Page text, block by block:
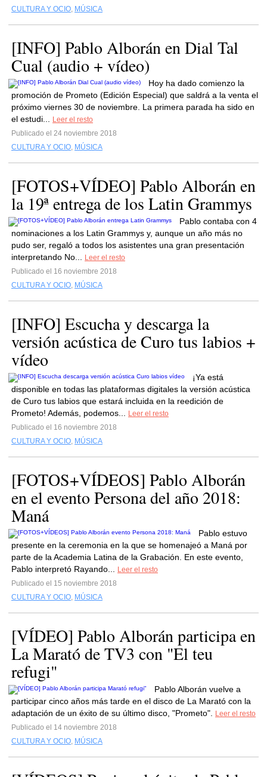
CULTURA Y OCIO, MÚSICA
[INFO] Pablo Alborán en Dial Tal
Cual (audio + vídeo)
Hoy ha dado comienzo la
promoción de Prometo (Edición Especial) que saldrá a la venta el
próximo viernes 30 de noviembre. La primera parada ha sido en
el estudi...
Leer el resto
Publicado el 24 noviembre 2018
CULTURA Y OCIO, MÚSICA
[FOTOS+VÍDEO] Pablo Alborán en
la 19ª entrega de los Latin Grammys
Pablo contaba con 4
nominaciones a los Latin Grammys y, aunque un año más no
pudo ser, regaló a todos los asistentes una gran presentación
interpretando No...
Leer el resto
Publicado el 16 noviembre 2018
CULTURA Y OCIO, MÚSICA
[INFO] Escucha y descarga la
versión acústica de Curo tus labios +
vídeo
¡Ya está
disponible en todas las plataformas digitales la versión acústica
de Curo tus labios que estará incluida en la reedición de
Prometo! Además, podemos...
Leer el resto
Publicado el 16 noviembre 2018
CULTURA Y OCIO, MÚSICA
[FOTOS+VÍDEOS] Pablo Alborán
en el evento Persona del año 2018:
Maná
Pablo estuvo
presente en la ceremonia en la que se homenajeó a Maná por
parte de la Academia Latina de la Grabación. En este evento,
Pablo interpretó Rayando...
Leer el resto
Publicado el 15 noviembre 2018
CULTURA Y OCIO, MÚSICA
[VÍDEO] Pablo Alborán participa en
La Marató de TV3 con "El teu
refugi"
Pablo Alborán vuelve a
participar cinco años más tarde en el disco de La Marató con la
adaptación de un éxito de su último disco, "Prometo".
Leer el resto
Publicado el 14 noviembre 2018
CULTURA Y OCIO, MÚSICA